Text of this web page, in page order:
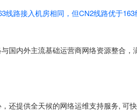
线路接入机房相同，但CN2线路优于
国内外主流基础运营商网络资源整合
还提供全天候的网络运维支持服务, 可